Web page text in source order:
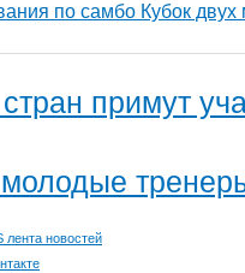
по самбо Кубок двух
примут
лента новостей